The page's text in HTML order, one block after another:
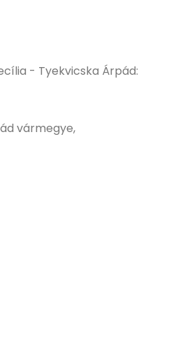
- Tyekvicska Árpád:
vármegye,